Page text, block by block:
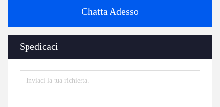
Chatta Adesso
Spedicaci